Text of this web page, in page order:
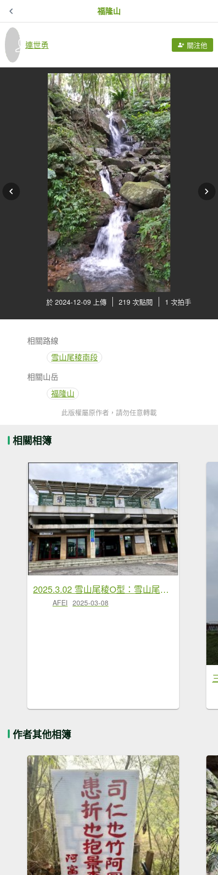
福隆山
連世勇 關注他
於 2024-12-09 上傳 219 次點閱 1 次拍手
相關路線
雪山尾稜南段
相關山岳
福隆山
此版權屬原作者，請勿任意轉載
相關相簿
2025.3.02 雪山尾稜O型：雪山尾稜10連峰全段、草嶺古道
AFEI 2025-03-08
作者其他相簿